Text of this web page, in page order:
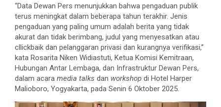
“Data Dewan Pers menunjukkan bahwa pengaduan publik
terus meningkat dalam beberapa tahun terakhir. Jenis
pengaduan yang paling umum adalah berita yang tidak
akurat dan tidak berimbang, judul yang menyesatkan atau
cllickbaik dan pelanggaran privasi dan kurangnya verifikasi,”
kata Rosarita Niken Widiastuti, Ketua Komisi Kemitraan,
Hubungan Antar Lembaga, dan Infrastruktur Dewan Pers,
dalam acara media talks dan workshop di Hotel Harper
Malioboro, Yogyakarta, pada Senin 6 Oktober 2025.